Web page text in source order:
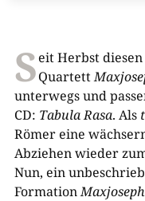
Seit Herbst diesen
Quartett
unterwegs und
CD: Tabula Rasa. Als
Römer eine
Abziehen wieder
Nun, ein
FormationMaxjoseph